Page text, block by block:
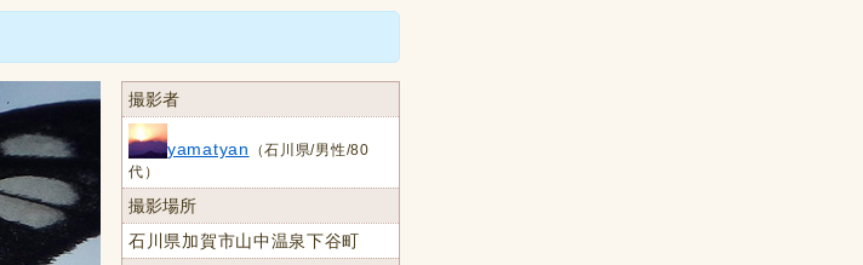
撮影者
yamatyan
（石川県/男性/80
代）
撮影場所
石川県加賀市山中温泉下谷町